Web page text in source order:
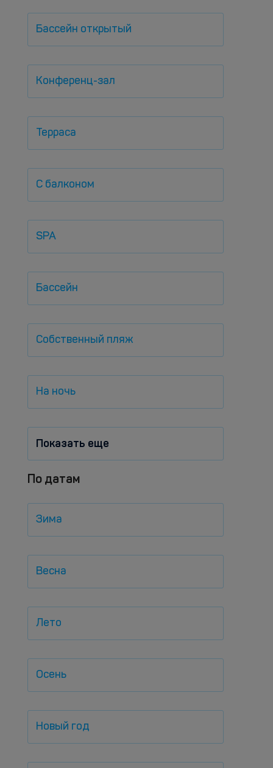
Бассейн открытый
Конференц-зал
Терраса
С балконом
SPA
Бассейн
Собственный пляж
На ночь
Показать еще
По датам
Зима
Весна
Лето
Осень
Новый год